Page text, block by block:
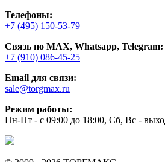
Телефоны:
+7 (495) 150-53-79
Связь по MAX, Whatsapp, Telegram:
+7 (910) 086-45-25
Email для связи:
sale@torgmax.ru
Режим работы:
Пн-Пт - с 09:00 до 18:00, Сб, Вс -